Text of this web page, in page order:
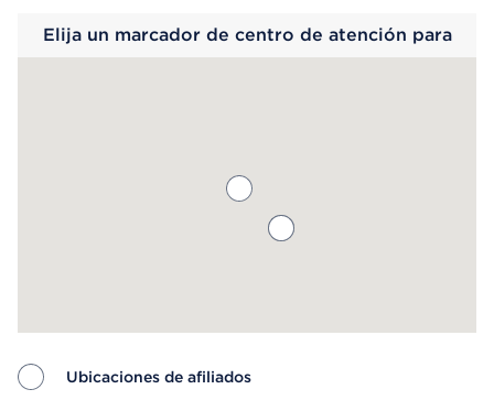
Elija un marcador de centro de atención para
Ubicaciones de afiliados